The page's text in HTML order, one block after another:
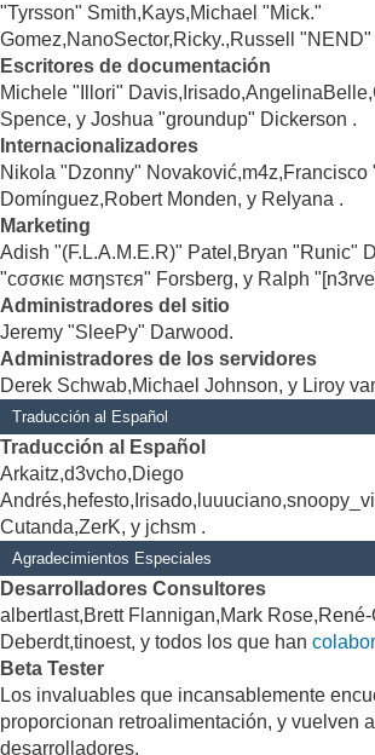
"Tyrsson" Smith,Kays,Michael "Mick."
Gomez,NanoSector,Ricky.,Russell
Escritores de documentación
Michele "Illori"
Spence, y Joshua "groundup" Dickerson .
Internacionalizadores
Nikola "Dzonny" Novaković,m4z,Francisco
Domínguez,Robert Monden, y Relyana .
Marketing
Adish "(F.L.A.M.E.R)" Patel,Bryan "Runic"
"cσσкιє мσηѕтєя" Forsberg, y Ralph
Administradores del sitio
Jeremy "SleePy" Darwood.
Administradores de los servidores
Derek Schwab,Michael Johnson, y Liroy
Traducción al Español
Traducción al Español
Arkaitz,d3vcho,Diego
Cutanda,ZerK, y jchsm .
Agradecimientos Especiales
Desarrolladores Consultores
albertlast,Brett Flannigan,Mark
Deberdt,tinoest, y todos los que han
Beta Tester
Los invaluables que incansablemente
proporcionan retroalimentación, y vuelven
desarrolladores.